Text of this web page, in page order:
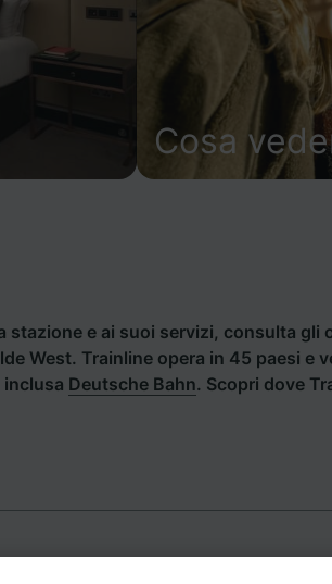
Cosa
stazione e ai suoi servizi, consulta gli
West. Trainline opera in 45 paesi e
inclusa Deutsche Bahn. Scopri dove